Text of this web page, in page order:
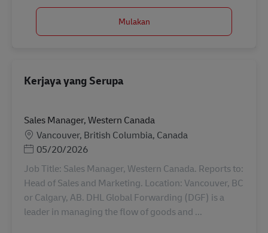
Mulakan
Kerjaya yang Serupa
Sales Manager, Western Canada
LokasiVancouver, British Columbia, Canada
Posted Date
05/20/2026
Job Title: Sales Manager, Western Canada. Reports to:
Head of Sales and Marketing. Location: Vancouver, BC
or Calgary, AB. DHL Global Forwarding (DGF) is a
leader in managing the flow of goods and ...